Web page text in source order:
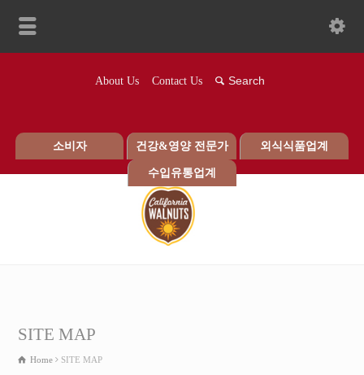
About Us Contact Us
소비자 건강&영양 전문가 외식식품업계
수입유통업계
SITE MAP
Home SITE MAP